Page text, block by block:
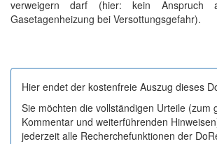
verweigern darf (hier: kein Anspruch
Gasetagenheizung bei Versottungsgefahr).
Hier endet der kostenfreie Auszug dieses
Sie möchten die vollständigen Urteile (zum
Kommentar und weiterführenden
jederzeit alle Recherchefunktionen der